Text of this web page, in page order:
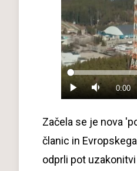
PredvajajTiho 0:00
Loaded:
0%
Začela se je nova
članic in
odprli pot